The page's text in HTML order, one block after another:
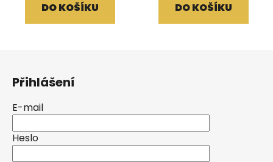
DO KOŠÍKU DO KOŠÍKU
Přihlášení
E-mail
Heslo